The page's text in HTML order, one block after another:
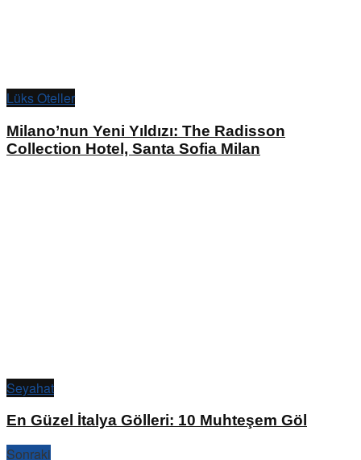
Lüks Oteller
Milano’nun Yeni Yıldızı: The Radisson
Collection Hotel, Santa Sofia Milan
Seyahat
En Güzel İtalya Gölleri: 10 Muhteşem Göl
Sonraki